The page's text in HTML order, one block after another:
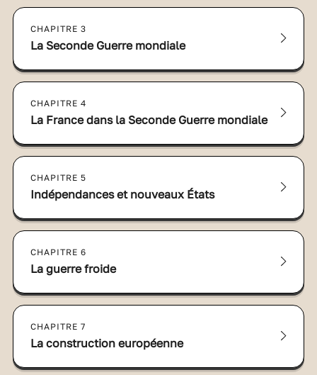
CHAPITRE 3
La Seconde Guerre mondiale
CHAPITRE 4
La France dans la Seconde Guerre mondiale
CHAPITRE 5
Indépendances et nouveaux États
CHAPITRE 6
La guerre froide
CHAPITRE 7
La construction européenne